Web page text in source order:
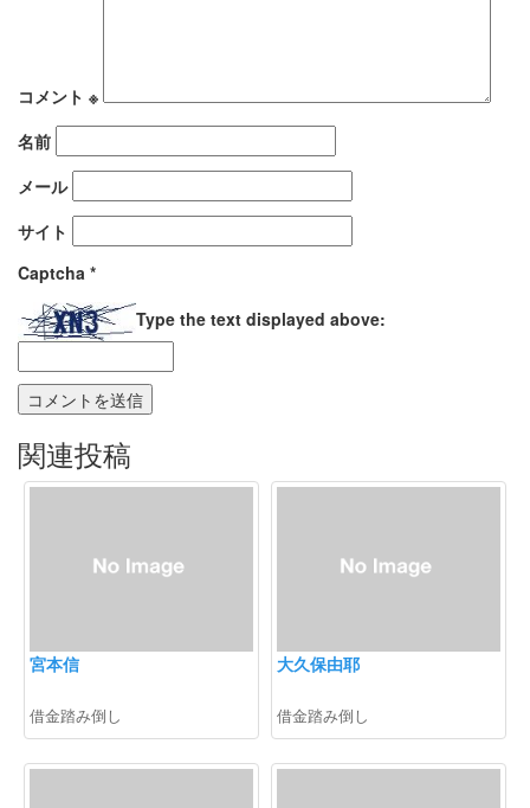
コメント ※
名前
メール
サイト
Captcha *
Type the text displayed above:
関連投稿
宮本信
借金踏み倒し
大久保由耶
借金踏み倒し